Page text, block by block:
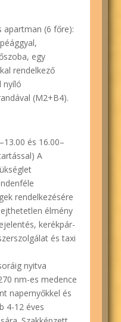
apartman (6 főre):
egy
rendelkező
nyíló
(M2+B4).
és 16.00–
A
rendelkezésére
élmény
kerékpár-
és taxi
nyitva
nm-es medence
napernyőkkel és
4-12 éves